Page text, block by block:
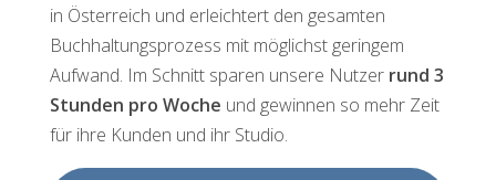
in Österreich und erleichtert den gesamten
Buchhaltungsprozess mit möglichst geringem
Aufwand. Im Schnitt sparen unsere Nutzer rund 3
Stunden pro Woche und gewinnen so mehr Zeit
für ihre Kunden und ihr Studio.